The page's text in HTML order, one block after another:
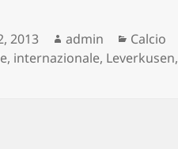
2013 Author
admin Calcio
, internazionale, Leverkusen